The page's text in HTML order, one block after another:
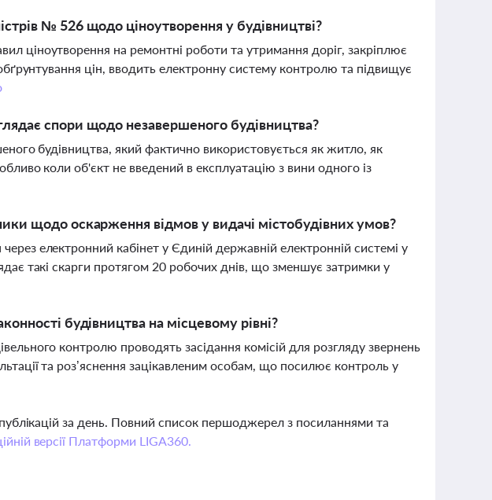
№ 526 щодо ціноутворення у будівництві?
ціноутворення на ремонтні роботи та утримання доріг, закріплює
обґрунтування цін, вводить електронну систему контролю та підвищує
спори щодо незавершеного будівництва?
будівництва, який фактично використовується як житло, як
коли об'єкт не введений в експлуатацію з вини одного із
щодо оскарження відмов у видачі містобудівних умов?
електронний кабінет у Єдиній державній електронній системі у
такі скарги протягом 20 робочих днів, що зменшує затримки у
будівництва на місцевому рівні?
контролю проводять засідання комісій для розгляду звернень
та роз’яснення зацікавленим особам, що посилює контроль у
за день. Повний список першоджерел з посиланнями та
версії Платформи LIGA360.